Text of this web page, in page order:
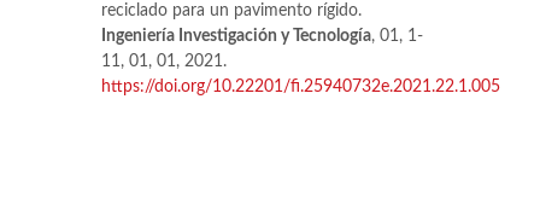
reciclado para un pavimento rígido.
Ingeniería Investigación y Tecnología, 01, 1-
11, 01, 01, 2021.
https://doi.org/10.22201/fi.25940732e.2021.22.1.005